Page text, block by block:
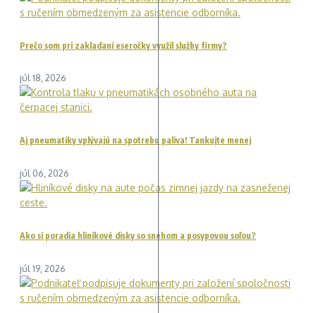
Prečo som pri zakladaní eseročky využil služby firmy?
júl 18, 2026
Aj pneumatiky vplývajú na spotrebu paliva! Tankujte menej
júl 06, 2026
Ako si poradia hliníkové disky so snehom a posypovou soľou?
júl 19, 2026